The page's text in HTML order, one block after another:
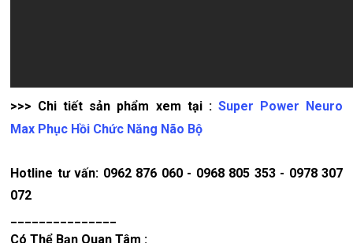
>>> Chi tiết sản phẩm xem tại : Super Power Neuro
Max Phục Hồi Chức Năng Não Bộ
Hotline tư vấn: 0962 876 060 - 0968 805 353 - 0978 307
072
Có Thể Bạn Quan Tâm :